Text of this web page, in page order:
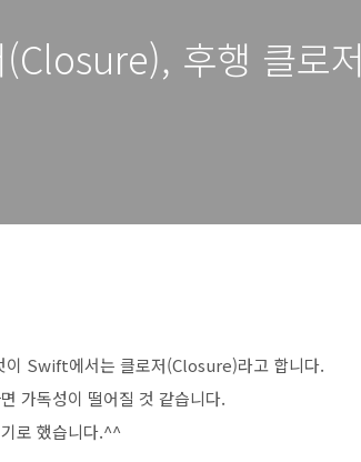
후행 클로저
Swift에서는 클로저(Closure)라고 합니다.
가독성이 떨어질 것 같습니다.
로 했습니다.^^